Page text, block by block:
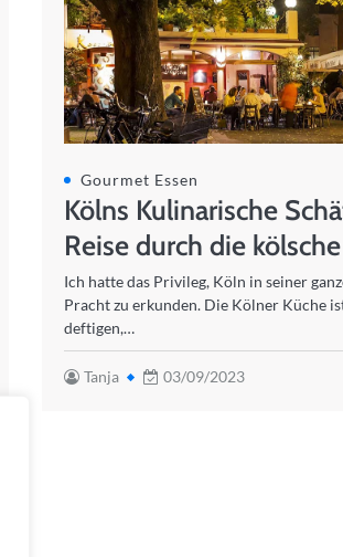
Gourmet Essen
Kölns Kulinarische
Reise durch die
Ich hatte das Privileg, Köln in seiner
Pracht zu erkunden. Die Kölner Küche
deftigen,…
Tanja 03/09/2023